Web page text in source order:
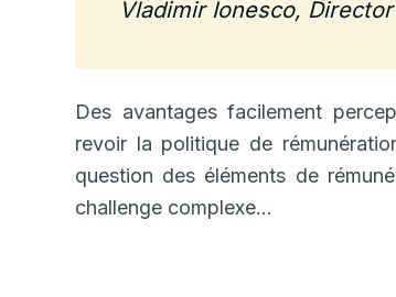
Vladimir Ionesco,
Des avantages facilement
revoir la politique de
question des éléments de
challenge complexe…